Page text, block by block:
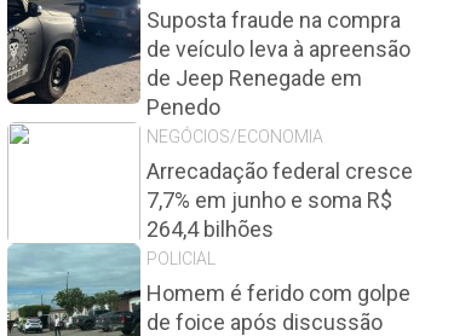
Suposta fraude na compra
de veículo leva à apreensão
de Jeep Renegade em
Penedo
NEGÓCIOS/ECONOMIA
Arrecadação federal cresce
7,7% em junho e soma R$
264,4 bilhões
POLICIAL
Homem é ferido com golpe
de foice após discussão